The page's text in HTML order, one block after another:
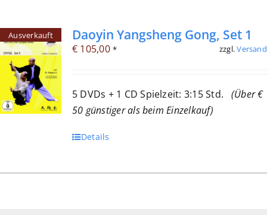
Ausverkauft Daoyin Yangsheng Gong, Set 1
€ 105,00 * zzgl.Versand
5 DVDs + 1 CD Spielzeit: 3:15 Std. (Über €
50 günstiger als beim Einzelkauf)
Details